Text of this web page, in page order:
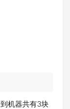
机器共有3块